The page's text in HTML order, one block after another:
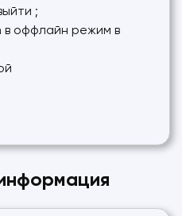
;
в оффлайн режим в